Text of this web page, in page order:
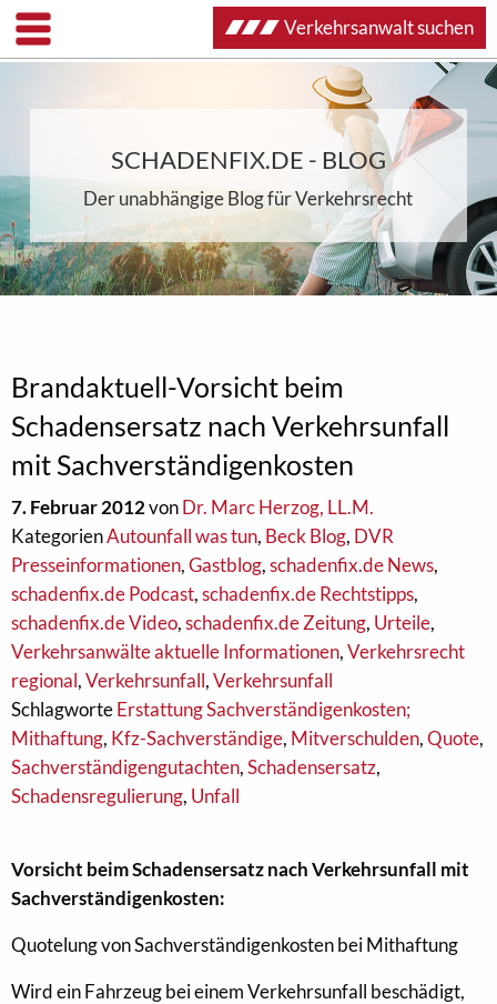
SCHADENFIX.DE - BLOG
Der unabhängige Blog für Verkehrsrecht
Brandaktuell-Vorsicht beim
Schadensersatz nach Verkehrsunfall
mit Sachverständigenkosten
7. Februar 2012vonDr. Marc Herzog, LL.M.
KategorienAutounfall was tun, Beck Blog, DVR
Presseinformationen,Gastblog,schadenfix.de News,
schadenfix.de Podcast,schadenfix.de Rechtstipps,
schadenfix.de Video,schadenfix.de Zeitung, Urteile,
Verkehrsanwälte aktuelle Informationen,Verkehrsrecht
regional,Verkehrsunfall,Verkehrsunfall
SchlagworteErstattung Sachverständigenkosten;
Mithaftung, Kfz-Sachverständige, Mitverschulden,Quote,
Sachverständigengutachten,Schadensersatz,
Schadensregulierung, Unfall
Vorsicht beim Schadensersatz nach Verkehrsunfall mit
Sachverständigenkosten:
Quotelung von Sachverständigenkosten bei Mithaftung
Wird ein Fahrzeug bei einem Verkehrsunfall beschädigt,
Verkehrsanwalt suchen